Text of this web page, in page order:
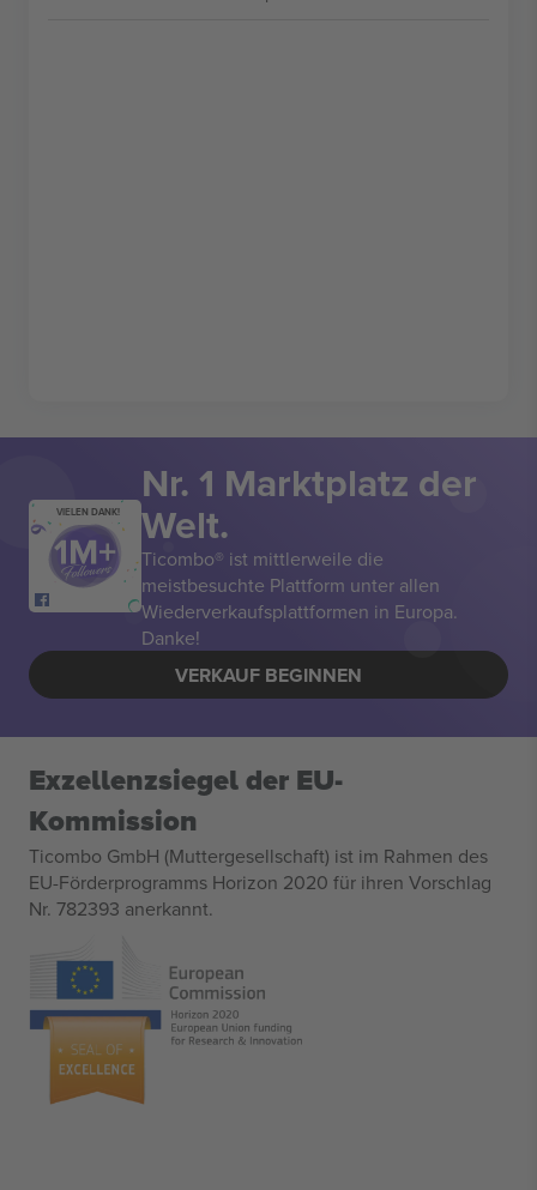
VIELEN DANK!
Nr. 1 Marktplatz der
Welt.
Ticombo® ist mittlerweile die
meistbesuchte Plattform unter allen
Wiederverkaufsplattformen in Europa.
Danke!
VERKAUF BEGINNEN
Exzellenzsiegel der EU-
Kommission
Ticombo GmbH (Muttergesellschaft) ist im Rahmen des
EU-Förderprogramms Horizon 2020 für ihren Vorschlag
Nr. 782393 anerkannt.